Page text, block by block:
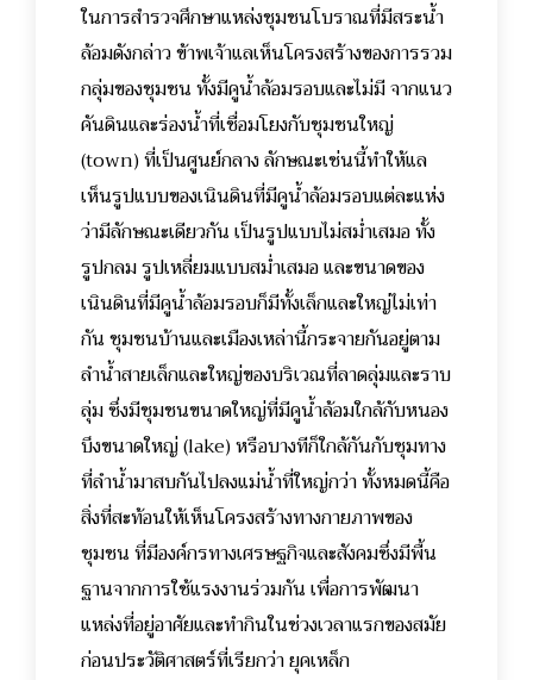
ในการสำรวจศึกษาแหล่งชุมชนโบราณที่มีสระน้ำ
ล้อมดังกล่าว ข้าพเจ้าแลเห็นโครงสร้างของการรวม
กลุ่มของชุมชน ทั้งมีคูน้ำล้อมรอบและไม่มี จากแนว
คันดินและร่องน้ำที่เชื่อมโยงกับชุมชนใหญ่
(town) ที่เป็นศูนย์กลาง ลักษณะเช่นนี้ทำให้แล
เห็นรูปแบบของเนินดินที่มีคูน้ำล้อมรอบแต่ละแห่ง
ว่ามีลักษณะเดียวกัน เป็นรูปแบบไม่สม่ำเสมอ ทั้ง
รูปกลม รูปเหลี่ยมแบบสม่ำเสมอ และขนาดของ
เนินดินที่มีคูน้ำล้อมรอบก็มีทั้งเล็กและใหญ่ไม่เท่า
กัน ชุมชนบ้านและเมืองเหล่านี้กระจายกันอยู่ตาม
ลำน้ำสายเล็กและใหญ่ของบริเวณที่ลาดลุ่มและราบ
ลุ่ม ซึ่งมีชุมชนขนาดใหญ่ที่มีคูน้ำล้อมใกล้กับหนอง
บึงขนาดใหญ่ (lake) หรือบางทีก็ใกล้กันกับชุมทาง
ที่ลำน้ำมาสบกันไปลงแม่น้ำที่ใหญ่กว่า ทั้งหมดนี้คือ
สิ่งที่สะท้อนให้เห็นโครงสร้างทางกายภาพของ
ชุมชน ที่มีองค์กรทางเศรษฐกิจและสังคมซึ่งมีพื้น
ฐานจากการใช้แรงงานร่วมกัน เพื่อการพัฒนา
แหล่งที่อยู่อาศัยและทำกินในช่วงเวลาแรกของสมัย
ก่อนประวัติศาสตร์ที่เรียกว่า ยุคเหล็ก